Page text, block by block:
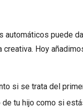
automáticos puede
Hoy
si se trata del
tu hijo como si